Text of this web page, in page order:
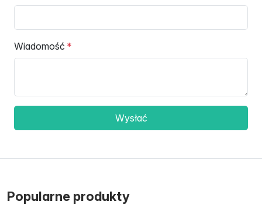
Wiadomość
Wysłać
Popularne produkty